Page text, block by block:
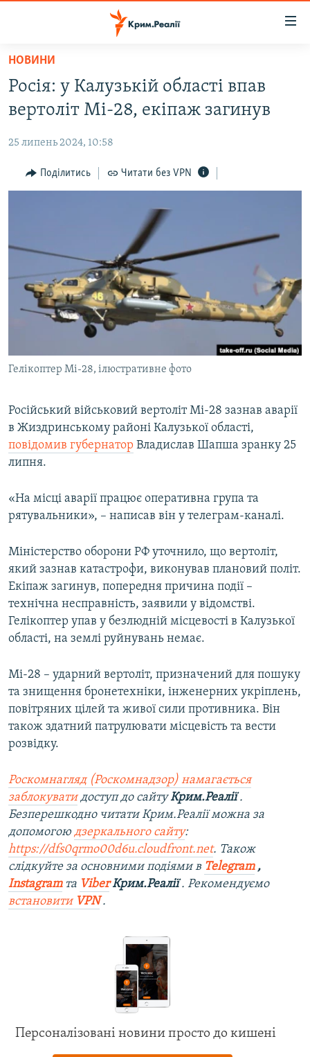
Перейти
основного
матеріалу
Перейти
до
навігації
Перейти
ВОДА.КРИМ
ВІДЕО ТА ФОТО
ПОЛІТИКА
БЛОГИ
ВСЕ ЗА ДЕНЬ
СПЕЦПРОЕКТИ
ДЕПОРТАЦІЯ
ВІДЕОУРОКИ «ELIFBE»
УКРАЇНСЬКА ПРОБЛЕМА КРИМУ
ЯК ОБІЙТИ БЛОКУВАННЯ
Qırımtatar
Усі сайти RFE/RL
НОВИНИ
Росія: у Калузькій області впав
вертоліт Мі-28, екіпаж загинув
25 липень 2024, 10:58
Поділитись Читати без VPN
Гелікоптер Мі-28, ілюстративне фото
Російський військовий вертоліт Мі-28 зазнав аварії
в Жиздринському районі Калузької області,
повідомив губернатор Владислав Шапша зранку 25
липня.
«На місці аварії працює оперативна група та
рятувальники», – написав він у телеграм-каналі.
Міністерство оборони РФ уточнило, що вертоліт,
який зазнав катастрофи, виконував плановий політ.
Екіпаж загинув, попередня причина події –
технічна несправність, заявили у відомстві.
Гелікоптер упав у безлюдній місцевості в Калузької
області, на землі руйнувань немає.
Мі-28 – ударний вертоліт, призначений для пошуку
та знищення бронетехніки, інженерних укріплень,
повітряних цілей та живої сили противника. Він
також здатний патрулювати місцевість та вести
розвідку.
Роскомнагляд (Роскомнадзор) намагається
заблокуватидоступ до сайтуКрим.Реалії.
Безперешкодно читати Крим.Реалії можна за
допомогою дзеркального сайту:
https://dfs0qrmo00d6u.cloudfront.net. Також
слідкуйте за основними подіями в Telegram,
Instagramта ViberКрим.Реалії. Рекомендуємо
встановити VPN.
Персоналізовані новини просто до кишені